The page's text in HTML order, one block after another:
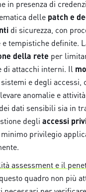
in presenza di
delle patch e
di sicurezza, con
e tempistiche definite.
della rete per
di attacchi interni. Il
e degli accessi,
anomalie e
dei dati sensibili sia in
degli accessi
privilegio
assessment e il
quadro non più